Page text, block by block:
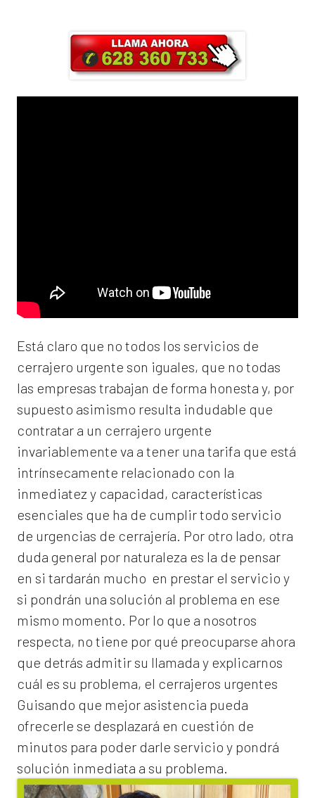
Está claro que no todos los servicios de
cerrajero urgente son iguales, que no todas
las empresas trabajan de forma honesta y, por
supuesto asimismo resulta indudable que
contratar a un cerrajero urgente
invariablemente va a tener una tarifa que está
intrínsecamente relacionado con la
inmediatez y capacidad, características
esenciales que ha de cumplir todo servicio
de urgencias de cerrajería. Por otro lado, otra
duda general por naturaleza es la de pensar
en si tardarán mucho en prestar el servicio y
si pondrán una solución al problema en ese
mismo momento. Por lo que a nosotros
respecta, no tiene por qué preocuparse ahora
que detrás admitir su llamada y explicarnos
cuál es su problema, el cerrajeros urgentes
Guisando que mejor asistencia pueda
ofrecerle se desplazará en cuestión de
minutos para poder darle servicio y pondrá
solución inmediata a su problema.